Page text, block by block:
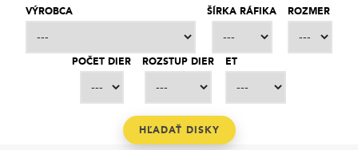
KONTAKT
VÝROBCA ŠÍRKA RÁFIKA ROZMER
POČET DIER ROZSTUP DIER ET